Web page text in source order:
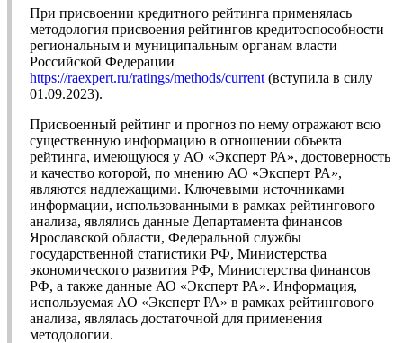
При присвоении кредитного рейтинга применялась
методология присвоения рейтингов кредитоспособности
региональным и муниципальным органам власти
Российской Федерации
https://raexpert.ru/ratings/methods/current (вступила в силу
01.09.2023).
Присвоенный рейтинг и прогноз по нему отражают всю
существенную информацию в отношении объекта
рейтинга, имеющуюся у АО «Эксперт РА», достоверность
и качество которой, по мнению АО «Эксперт РА»,
являются надлежащими. Ключевыми источниками
информации, использованными в рамках рейтингового
анализа, являлись данные Департамента финансов
Ярославской области, Федеральной службы
государственной статистики РФ, Министерства
экономического развития РФ, Министерства финансов
РФ, а также данные АО «Эксперт РА». Информация,
используемая АО «Эксперт РА» в рамках рейтингового
анализа, являлась достаточной для применения
методологии.